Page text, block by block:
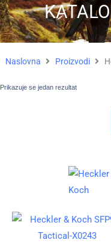
Naslovna Proizvodi
Prikazuje se jedan rezultat